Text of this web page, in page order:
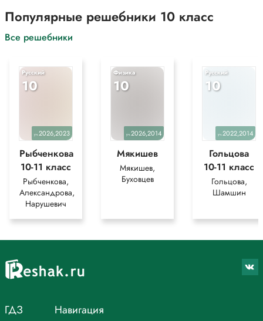
How awful/terrible/disappointing!
Oh, I’m (really) sorry to hear that. You must be/
*Цитирирование части задания со ссылкой на учебник
производится исключительно в учебных целях для лучшего
понимания разбора решения задания.
Популярные решебники 10 класс
Все решебники
Русский
10
уч.2026,2023
Рыбченкова
10-11 класс
Рыбченкова,
Александрова,
Нарушевич
Физика
10
уч.2026,2014
Мякишев
Мякишев,
Буховцев
Русский
10
уч.2022,2014
Гольцова
10-11 класс
Гольцова,
Шамшин
ГДЗ Навигация